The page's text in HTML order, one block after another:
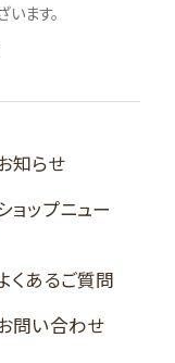
ます。
知らせ
ョップニュー
くあるご質問
問い合わせ